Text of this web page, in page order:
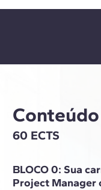
60 ECTS
BLOCO 0: Sua
Project Manager